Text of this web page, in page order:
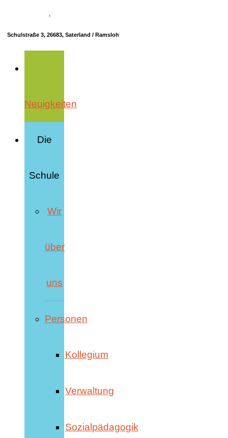
·
Schulstraße 3, 26683, Saterland / Ramsloh
Neuigkeiten
Die
Schule
Wir
über
uns
Personen
Kollegium
Verwaltung
Sozialpädagogik